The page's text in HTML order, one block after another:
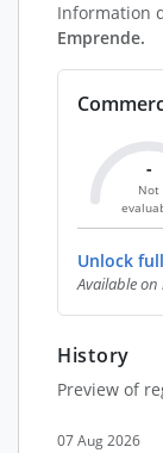
Information
Emprende.
-
Not
Unlock
Available
History
Preview of
07 Aug 2026